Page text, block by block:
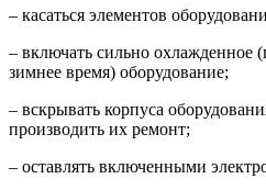
– касаться элементов
– включать сильно охлажденное
зимнее время) оборудование;
– вскрывать корпуса
производить их ремонт;
– оставлять включенными